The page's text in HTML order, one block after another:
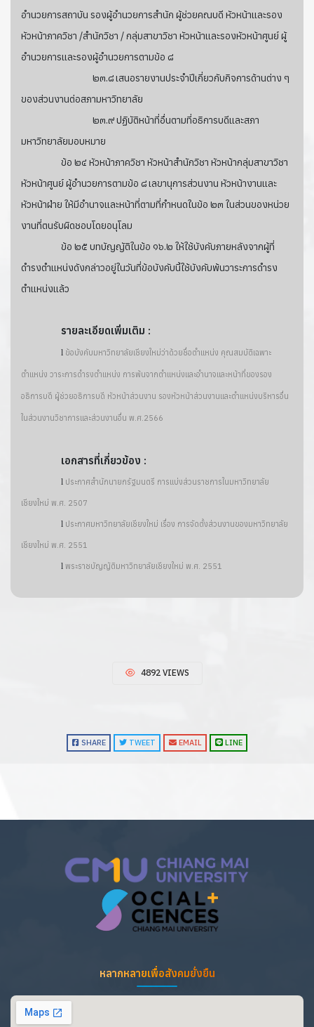
อำนวยการสถาบัน รองผู้อำนวยการสำนัก ผู้ช่วยคณบดี หัวหน้าและรอง
หัวหน้าภาควิชา /สำนักวิชา / กลุ่มสาขาวิชา หัวหน้าและรองหัวหน้าศูนย์ ผู้
อำนวยการและรองผู้อำนวยการตามข้อ ๘
๒๓.๘ เสนอรายงานประจำปีเกี่ยวกับกิจการด้านต่าง ๆ
ของส่วนงานต่อสภามหาวิทยาลัย
๒๓.๙ ปฏิบัติหน้าที่อื่นตามที่อธิการบดีและสภา
มหาวิทยาลัยมอบหมาย
ข้อ ๒๔ หัวหน้าภาควิชา หัวหน้าสำนักวิชา หัวหน้ากลุ่มสาขาวิชา
หัวหน้าศูนย์ ผู้อำนวยการตามข้อ ๘ เลขานุการส่วนงาน หัวหน้างานและ
หัวหน้าฝ่าย ให้มีอำนาจและหน้าที่ตามที่กำหนดในข้อ ๒๓ ในส่วนของหน่วย
งานที่ตนรับผิดชอบโดยอนุโลม
ข้อ ๒๕ บทบัญญัติในข้อ ๑๖.๒ ให้ใช้บังคับภายหลังจากผู้ที่
ดำรงตำแหน่งดังกล่าวอยู่ในวันที่ข้อบังคับนี้ใช้บังคับพ้นวาระการดำรง
ตำแหน่งแล้ว
รายละเอียดเพิ่มเติม :
l ข้อบังคับมหาวิทยาลัยเชียงใหม่ว่าด้วยชื่อตำแหน่ง คุณสมบัติเฉพาะ
ตำแหน่ง วาระการดำรงตำแหน่ง การพ้นจากตำแหน่งและอำนาจและหน้าที่ของรอง
อธิการบดี ผู้ช่วยอธิการบดี หัวหน้าส่วนงาน รองหัวหน้าส่วนงานและตำแหน่งบริหารอื่น
ในส่วนงานวิชาการและส่วนงานอื่น พ.ศ.2566
เอกสารที่เกี่ยวข้อง :
l ประกาศสำนักนายกรัฐมนตรี การแบ่งส่วนราชการในมหาวิทยาลัย
เชียงใหม่ พ.ศ. 2507
l ประกาศมหาวิทยาลัยเชียงใหม่ เรื่อง การจัดตั้งส่วนงานของมหาวิทยาลัย
เชียงใหม่ พ.ศ. 2551
l พระราชบัญญัติมหาวิทยาลัยเชียงใหม่ พ.ศ. 2551
4892 VIEWS
SHARE TWEET EMAIL LINE
หลากหลายเพื่อสังคมยั่งยืน